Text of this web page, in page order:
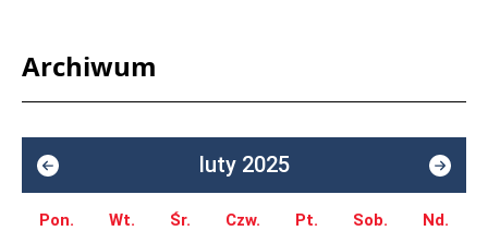
Archiwum
luty 2025
Pon. Wt. Śr. Czw. Pt. Sob. Nd.